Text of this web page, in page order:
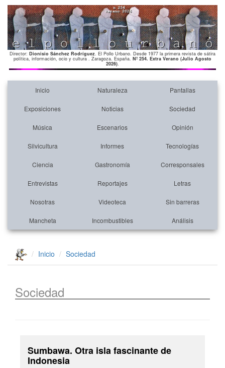
Director: Dionisio Sánchez Rodríguez. El Pollo Urbano. Desde 1977 la primera revista de sátira
política, información, ocio y cultura . Zaragoza. España. Nº 254. Extra Verano (Julio Agosto
2026).
Inicio Naturaleza Pantallas
Exposiciones Noticias Sociedad
Música Escenarios Opinión
Silvicultura Informes Tecnologías
Ciencia Gastronomía Corresponsales
Entrevistas Reportajes Letras
Nosotras Videoteca Sin barreras
Mancheta Incombustibles Análisis
Inicio Sociedad
Sociedad
Sumbawa. Otra isla fascinante de
Indonesia